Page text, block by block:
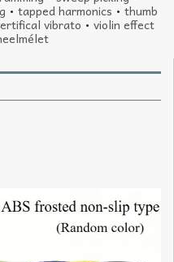
• tapped harmonics •thumb
vibrato • violin effect